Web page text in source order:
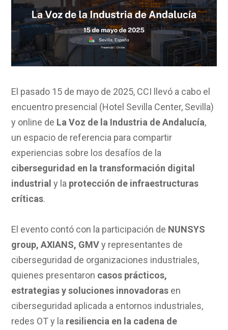
El pasado 15 de mayo de 2025, CCI llevó a cabo el
encuentro presencial (Hotel Sevilla Center, Sevilla)
y online de La Voz de la Industria de Andalucía,
un espacio de referencia para compartir
experiencias sobre los desafíos de la
ciberseguridad en la transformación digital
industrial y la protección de infraestructuras
críticas.
El evento contó con la participación de NUNSYS
group, AXIANS, GMVy representantes de
ciberseguridad de organizaciones industriales,
quienes presentaron casos prácticos,
estrategias y soluciones innovadoras en
ciberseguridad aplicada a entornos industriales,
redes OT y la resiliencia en la cadena de